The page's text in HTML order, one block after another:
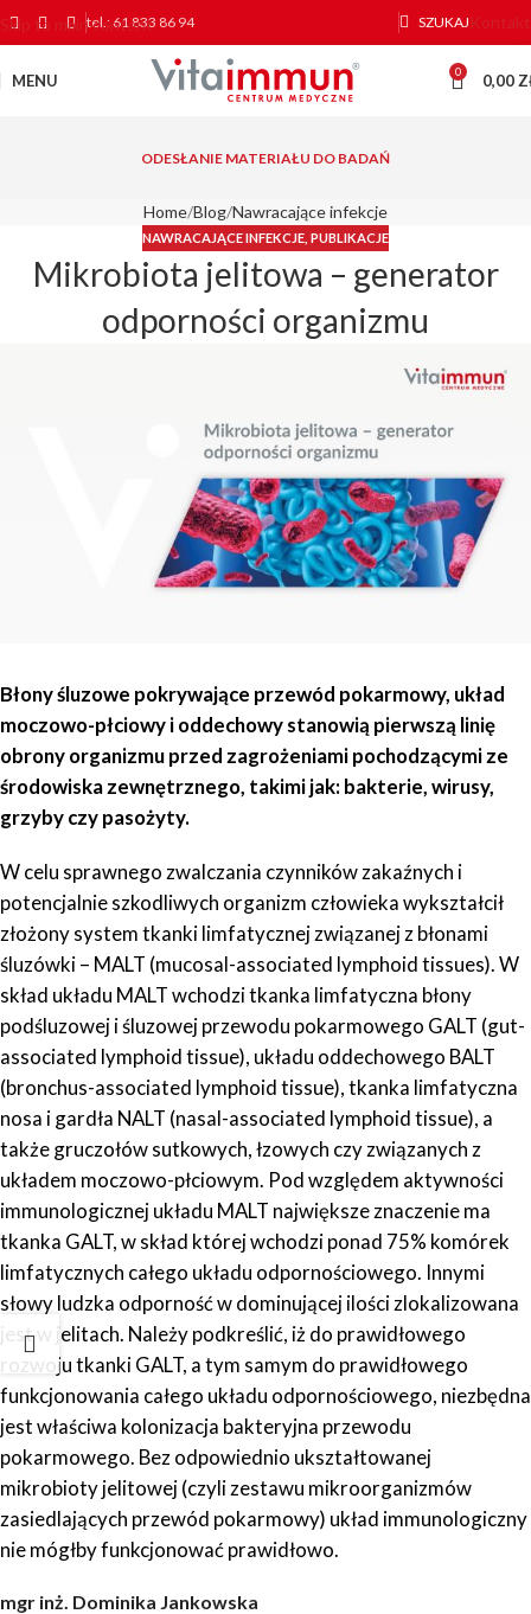
Skip to main content
tel.: 61 833 86 94 SZUKAJ Kontakt
MENU 0 0,00
ODESŁANIE MATERIAŁU DO BADAŃ
Home Blog Nawracające infekcje
NAWRACAJĄCE INFEKCJE PUBLIKACJE
Mikrobiota jelitowa – generator
odporności organizmu
Błony śluzowe pokrywające przewód pokarmowy, układ
moczowo-płciowy i oddechowy stanowią pierwszą linię
obrony organizmu przed zagrożeniami pochodzącymi ze
środowiska zewnętrznego, takimi jak: bakterie, wirusy,
grzyby czy pasożyty.
W celu sprawnego zwalczania czynników zakaźnych i
potencjalnie szkodliwych organizm człowieka wykształcił
złożony system tkanki limfatycznej związanej z błonami
śluzówki – MALT (mucosal-associated lymphoid tissues). W
skład układu MALT wchodzi tkanka limfatyczna błony
podśluzowej i śluzowej przewodu pokarmowego GALT (gut-
associated lymphoid tissue), układu oddechowego BALT
(bronchus-associated lymphoid tissue), tkanka limfatyczna
nosa i gardła NALT (nasal-associated lymphoid tissue), a
także gruczołów sutkowych, łzowych czy związanych z
układem moczowo-płciowym. Pod względem aktywności
immunologicznej układu MALT największe znaczenie ma
tkanka GALT, w skład której wchodzi ponad 75% komórek
limfatycznych całego układu odpornościowego. Innymi
słowy ludzka odporność w dominującej ilości zlokalizowana
jest w jelitach. Należy podkreślić, iż do prawidłowego
rozwoju tkanki GALT, a tym samym do prawidłowego
funkcjonowania całego układu odpornościowego, niezbędna
jest właściwa kolonizacja bakteryjna przewodu
pokarmowego. Bez odpowiednio ukształtowanej
mikrobioty jelitowej (czyli zestawu mikroorganizmów
zasiedlających przewód pokarmowy) układ immunologiczny
nie mógłby funkcjonować prawidłowo.
mgr inż. Dominika Jankowska